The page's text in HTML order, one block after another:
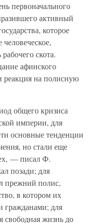
первоначального
активный
которое
скота.
афинского
реакция на полисную
общего кризиса
империи, для
основные тенденции
но стали еще
— писал Ф.
позади; для
прежний полис,
в котором их
гражданами; для
жизнь до